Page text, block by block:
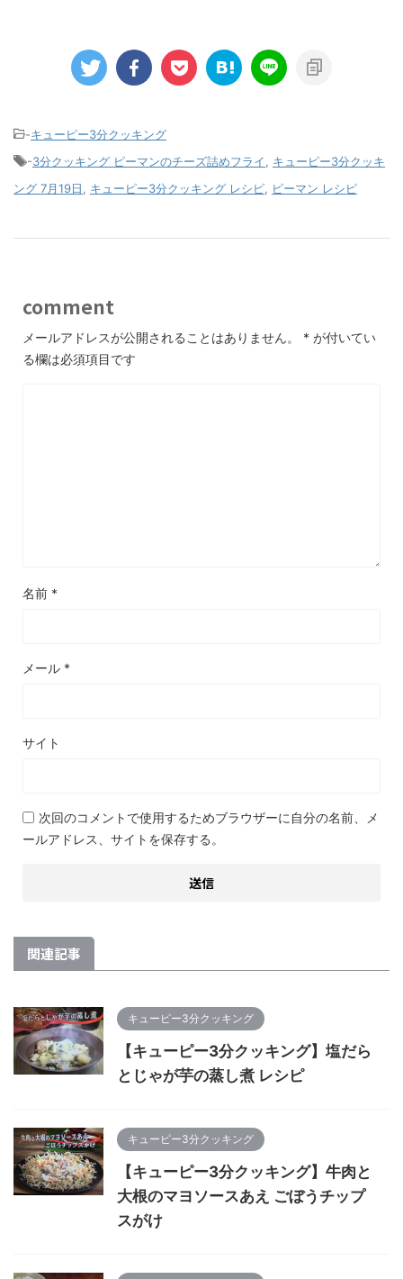
-キューピー3分クッキング
-3分クッキング ピーマンのチーズ詰めフライ
キューピー3分クッキ
ング 7月19日
キューピー3分クッキング レシピ ピーマン レシピ
comment
メールアドレスが公開されることはありません。 * が付いてい
る欄は必須項目です
名前 *
メール *
サイト
次回のコメントで使用するためブラウザーに自分の名前、メ
ールアドレス、サイトを保存する。
関連記事
キューピー3分クッキング
【キューピー3分クッキング】塩だら
とじゃが芋の蒸し煮 レシピ
キューピー3分クッキング
【キューピー3分クッキング】牛肉と
大根のマヨソースあえ ごぼうチップ
スがけ